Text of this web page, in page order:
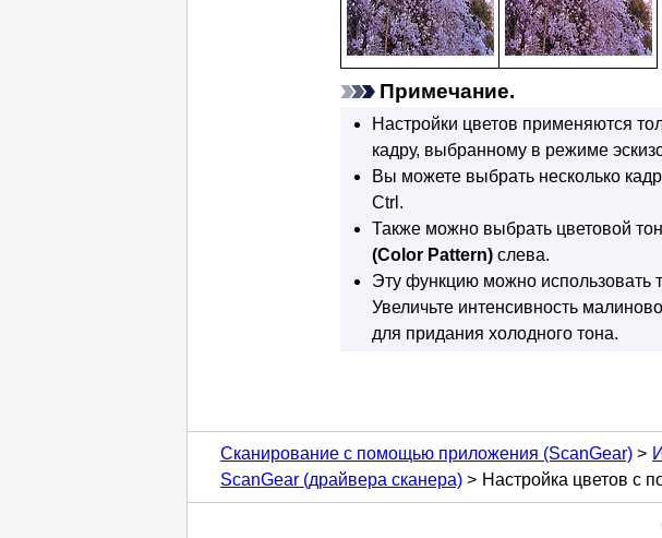
Примечание.
Настройки цветов применяются
кадру, выбранному в режиме
Вы можете выбрать несколько
Ctrl.
Также можно выбрать цветовой
(Color Pattern)слева.
Эту функцию можно использовать
Увеличьте интенсивность
для придания холодного тона.
Сканирование с помощью приложения (ScanGear)
ScanGear (драйвера сканера)
Настройка цветов с